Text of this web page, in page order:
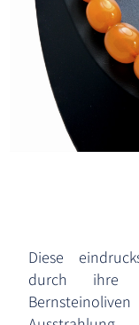
Diese
durch ihre